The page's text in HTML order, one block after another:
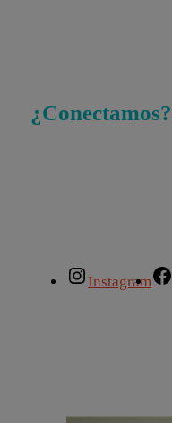
¿Conectamos?
Instagram